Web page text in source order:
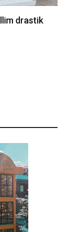
Kurtin: